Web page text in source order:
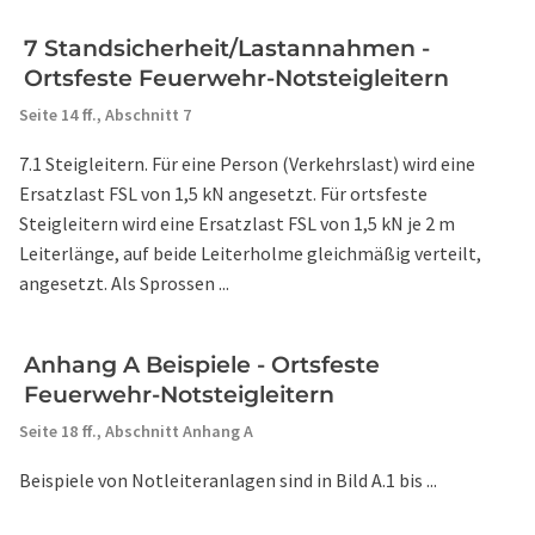
7 Standsicherheit/Lastannahmen -
Ortsfeste Feuerwehr-Notsteigleitern
Seite 14 ff., Abschnitt 7
7.1 Steigleitern. Für eine Person (Verkehrslast) wird eine
Ersatzlast FSL von 1,5 kN angesetzt. Für ortsfeste
Steigleitern wird eine Ersatzlast FSL von 1,5 kN je 2 m
Leiterlänge, auf beide Leiterholme gleichmäßig verteilt,
angesetzt. Als Sprossen ...
Anhang A Beispiele - Ortsfeste
Feuerwehr-Notsteigleitern
Seite 18 ff., Abschnitt Anhang A
Beispiele von Notleiteranlagen sind in Bild A.1 bis ...